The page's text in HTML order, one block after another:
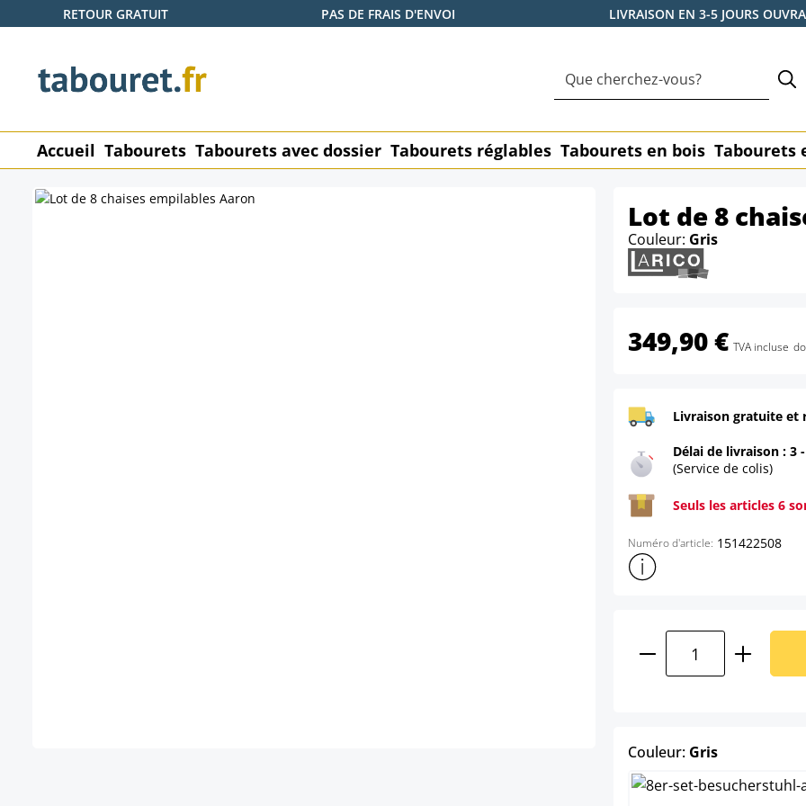
au contenu principal
Passer à la recherche
Passer à la navigation principale
RETOUR GRATUIT PAS DE FRAIS D'ENVOI LIVRAISON EN 3-5 JOURS
Accueil Tabourets Tabourets avec dossier Tabourets réglables Tabourets en bois Tabourets
Lot de 8
Couleur: Gris
349,90 € TVA incluse
Livraison gratuite et
Délai de livraison : 3
(Service de colis)
Seuls les articles 6
Numéro d'article: 151422508
Afficher plus d'informations
Quantité de
Couleur: Grisselect